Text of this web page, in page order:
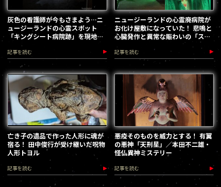
灰色の看護師が今もさまよう…ニ
ュージーランドの心霊スポット
「キングシート病院跡」を現地取
記事を読む
ニュージーランドの心霊廃病院が
お化け屋敷になっていた！ 悲鳴と
心臓発作と異常な賑わいの「スプ
記事を読む
亡き子の遺品で作った人形に魂が
宿る！ 田中俊行が受け継いだ呪物
人形トヨル
記事を読む
悪疫そのものを威力とする！ 有翼
の悪神「天刑星」／本田不二雄・
怪仏異神ミステリー
記事を読む